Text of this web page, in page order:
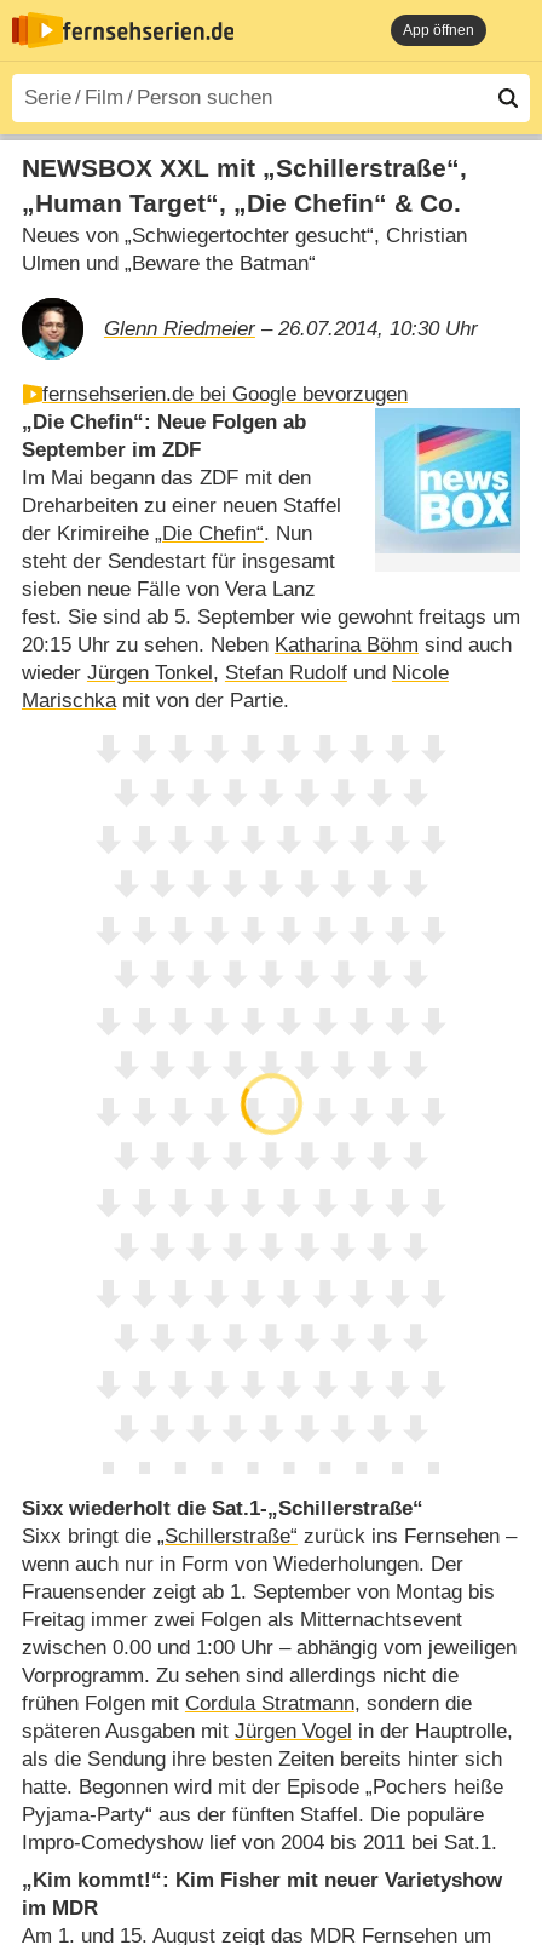
App öffnen
NEWSBOX XXL mit „Schillerstraße“,
„Human Target“, „Die Chefin“ & Co.
Neues von „Schwiegertochter gesucht“, Christian
Ulmen und „Beware the Batman“
Glenn Riedmeier– 26.07.2014, 10:30 Uhr
fernsehserien.de bei Google bevorzugen
„Die Chefin“: Neue Folgen ab
September im ZDF
Im Mai begann das ZDF mit den
Dreharbeiten zu einer neuen Staffel
der Krimireihe „Die Chefin“. Nun
steht der Sendestart für insgesamt
sieben neue Fälle von Vera Lanz
fest. Sie sind ab 5. September wie gewohnt freitags um
20:15 Uhr zu sehen. Neben Katharina Böhm sind auch
wieder Jürgen Tonkel, Stefan Rudolfund Nicole
Marischkamit von der Partie.
Sixx wiederholt die Sat.1-„Schillerstraße“
Sixx bringt die „Schillerstraße“ zurück ins Fernsehen –
wenn auch nur in Form von Wiederholungen. Der
Frauensender zeigt ab 1. September von Montag bis
Freitag immer zwei Folgen als Mitternachtsevent
zwischen 0.00 und 1:00 Uhr – abhängig vom jeweiligen
Vorprogramm. Zu sehen sind allerdings nicht die
frühen Folgen mit Cordula Stratmann, sondern die
späteren Ausgaben mit Jürgen Vogel in der Hauptrolle,
als die Sendung ihre besten Zeiten bereits hinter sich
hatte. Begonnen wird mit der Episode „Pochers heiße
Pyjama-Party“ aus der fünften Staffel. Die populäre
Impro-Comedyshow lief von 2004 bis 2011 bei Sat.1.
„Kim kommt!“: Kim Fisher mit neuer Varietyshow
im MDR
Am 1. und 15. August zeigt das MDR Fernsehen um